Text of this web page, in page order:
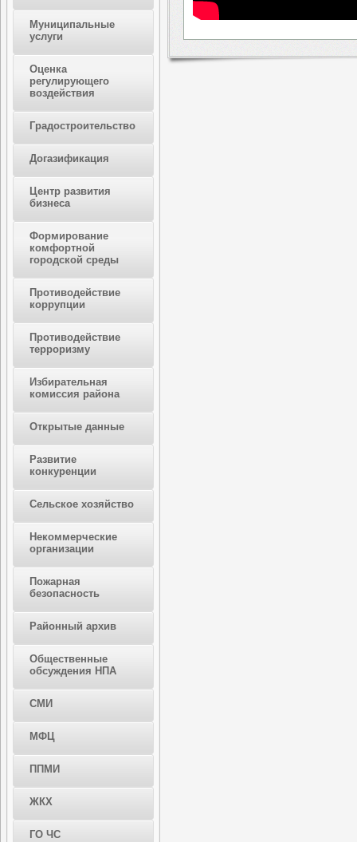
Муниципальные
услуги
Оценка
регулирующего
воздействия
Градостроительство
Догазификация
Центр развития
бизнеса
Формирование
комфортной
городской среды
Противодействие
коррупции
Противодействие
терроризму
Избирательная
комиссия района
Открытые данные
Развитие
конкуренции
Сельское хозяйство
Некоммерческие
организации
Пожарная
безопасность
Районный архив
Общественные
обсуждения НПА
СМИ
МФЦ
ППМИ
ЖКХ
ГО ЧС